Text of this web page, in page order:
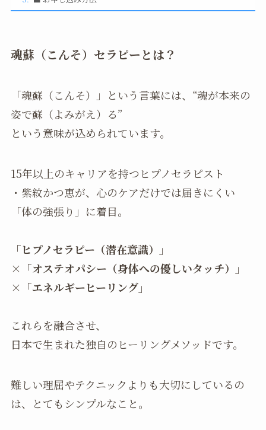
魂蘇（こんそ）セラピーとは？
「魂蘇（こんそ）」という言葉には、“魂が本来の
姿で蘇（よみがえ）る”
という意味が込められています。
15年以上のキャリアを持つヒプノセラピスト
・紫紋かつ恵が、心のケアだけでは届きにくい
「体の強張り」に着目。
「ヒプノセラピー（潜在意識）」
×「オステオパシー（身体への優しいタッチ）」
×「エネルギーヒーリング」
これらを融合させ、
日本で生まれた独自のヒーリングメソッドです。
難しい理屈やテクニックよりも大切にしているの
は、とてもシンプルなこと。